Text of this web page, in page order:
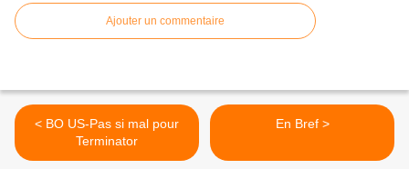
Ajouter un commentaire
< BO US-Pas si mal pour
Terminator
En Bref >